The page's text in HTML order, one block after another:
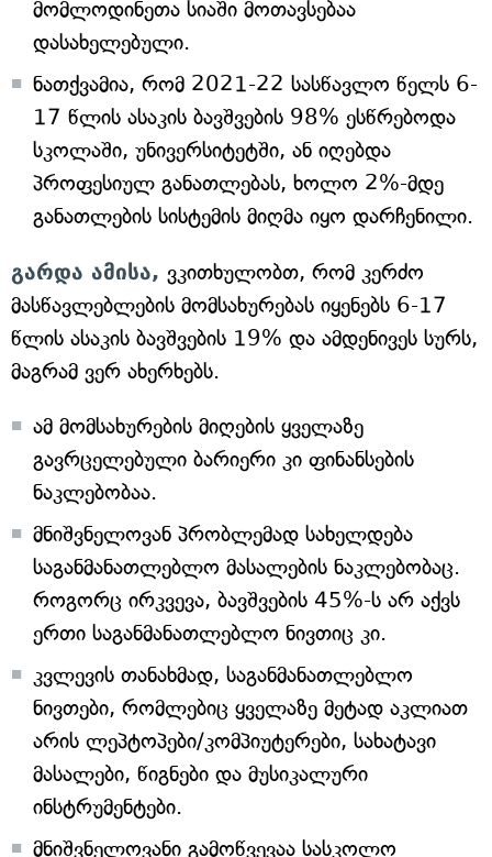
მომლოდინეთა სიაში მოთავსებაა
დასახელებული.
ნათქვამია, რომ 2021-22 სასწავლო წელს 6-
17 წლის ასაკის ბავშვების 98% ესწრებოდა
სკოლაში, უნივერსიტეტში, ან იღებდა
პროფესიულ განათლებას, ხოლო 2%-მდე
განათლების სისტემის მიღმა იყო დარჩენილი.
გარდა ამისა, ვკითხულობთ, რომ კერძო
მასწავლებლების მომსახურებას იყენებს 6-17
წლის ასაკის ბავშვების 19% და ამდენივეს სურს,
მაგრამ ვერ ახერხებს.
ამ მომსახურების მიღების ყველაზე
გავრცელებული ბარიერი კი ფინანსების
ნაკლებობაა.
მნიშვნელოვან პრობლემად სახელდება
საგანმანათლებლო მასალების ნაკლებობაც.
როგორც ირკვევა, ბავშვების 45%-ს არ აქვს
ერთი საგანმანათლებლო ნივთიც კი.
კვლევის თანახმად, საგანმანათლებლო
ნივთები, რომლებიც ყველაზე მეტად აკლიათ
არის ლეპტოპები/კომპიუტერები, სახატავი
მასალები, წიგნები და მუსიკალური
ინსტრუმენტები.
მნიშვნელოვანი გამოწვევაა სასკოლო